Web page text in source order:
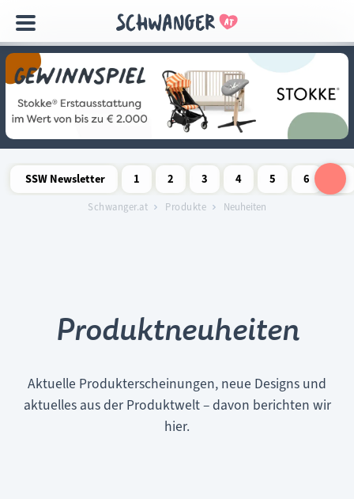
überspringen
SSW Newsletter
1
Schwangerschaftswoche
2
Schwangerschaftswoche
3
Schwangerschaftswoche
4
Schwangerschaftswoche
5
Schwangerschaftswoche
6
Schwanger.at Produkte Neuheiten
Produktneuheiten
Aktuelle Produkterscheinungen, neue Designs und
aktuelles aus der Produktwelt – davon berichten wir
hier.